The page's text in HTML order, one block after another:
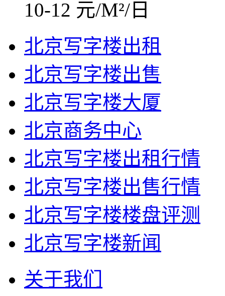
10-12 元/M²/日
北京写字楼出租
北京写字楼出售
北京写字楼大厦
北京商务中心
北京写字楼出租行情
北京写字楼出售行情
北京写字楼楼盘评测
北京写字楼新闻
关于我们